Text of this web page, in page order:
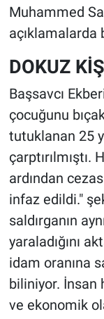
Muhammed
açıklamalarda
DOKUZ
Başsavcı
çocuğunu
tutuklanan 25
ardından
infaz edildi."
saldırganın
yaraladığını
idam oranına
biliniyor. İnsan
ve ekonomik